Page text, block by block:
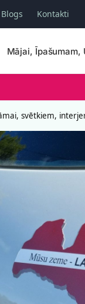
Blogs Kontakti
Mājai, Īpašumam,
svētkiem,